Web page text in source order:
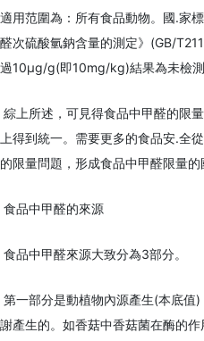
適用范圍為：所有食品動物。國.家
醛次硫酸氫鈉含量的測定》(GB/
過10μg/g(即10mg/kg)結果為未檢測
綜上所述，可見得食品中甲醛的限
上得到統一。需要更多的食品安.全
的限量問題，形成食品中甲醛限量的
食品中甲醛的來源
食品中甲醛來源大致分為3部分。
第一部分是動植物內源產生(本底值
謝產生的。如香菇中香菇菌在酶的